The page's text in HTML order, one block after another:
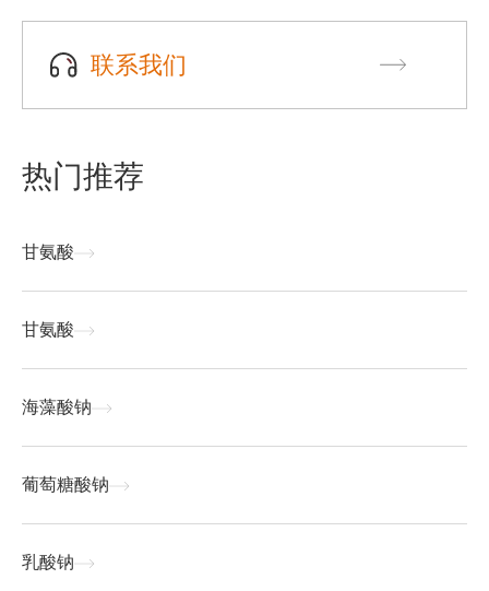
联系我们
热门推荐
甘氨酸
甘氨酸
海藻酸钠
葡萄糖酸钠
乳酸钠